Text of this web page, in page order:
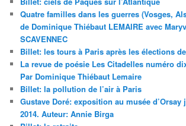
Quatre familles dans les guerres (Vosges,
de Dominique Thiébaut LEMAIRE avec
SCAVENNEC
Billet: les tours à Paris après les élections
La revue de poésie Les Citadelles numéro
Par Dominique Thiébaut Lemaire
Billet: la pollution de l’air à Paris
Gustave Doré: exposition au musée d’Orsay
2014. Auteur: Annie Birga